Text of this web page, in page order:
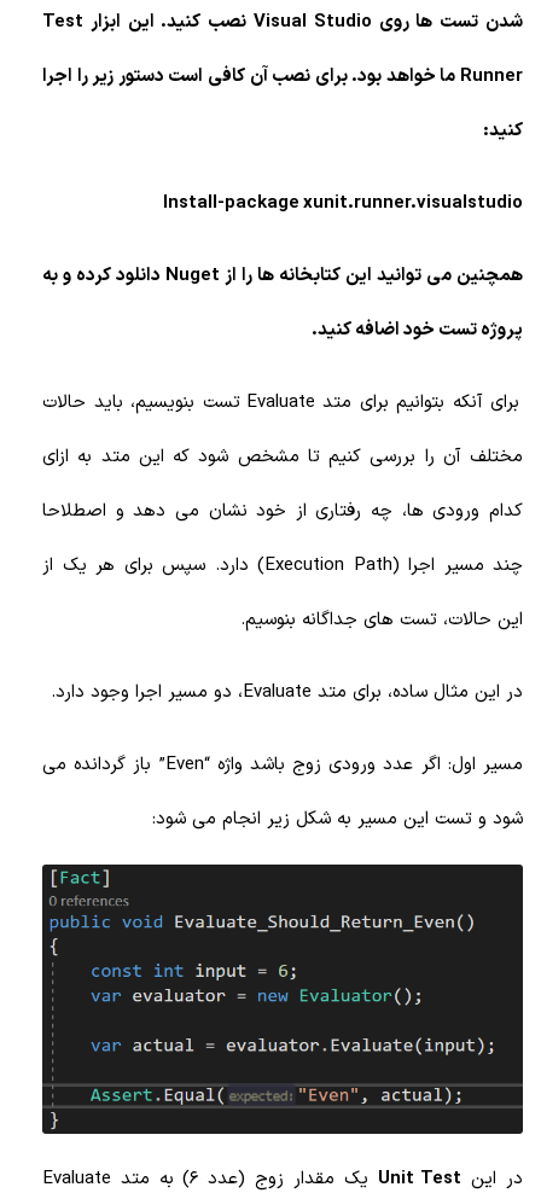
شدن تست ها روی Visual Studio نصب کنید. این ابزار Test
Runner ما خواهد بود. برای نصب آن کافی است دستور زیر را اجرا
کنید:
Install-package xunit.runner.visualstudio
همچنین می توانید این کتابخانه ها را از Nuget دانلود کرده و به
پروژه تست خود اضافه کنید.
برای آنکه بتوانیم برای متد Evaluate تست بنویسیم، باید حالات
مختلف آن را بررسی کنیم تا مشخص شود که این متد به ازای
کدام ورودی ها، چه رفتاری از خود نشان می دهد و اصطلاحا
چند مسیر اجرا (Execution Path) دارد. سپس برای هر یک از
این حالات، تست های جداگانه بنوسیم.
در این مثال ساده، برای متد Evaluate، دو مسیر اجرا وجود دارد.
مسیر اول: اگر عدد ورودی زوج باشد واژه “Even” باز گردانده می
شود و تست این مسیر به شکل زیر انجام می شود:
در این Unit Test یک مقدار زوج (عدد 6) به متد Evaluate